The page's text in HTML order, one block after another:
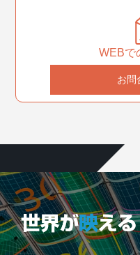
WEBで
お問